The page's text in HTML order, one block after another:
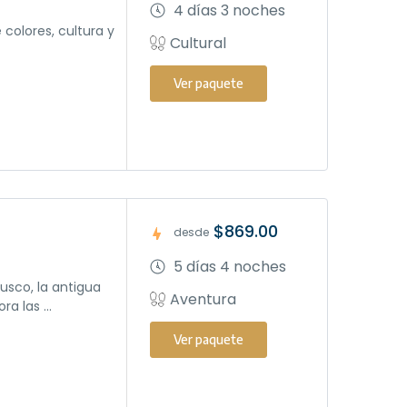
colores, cultura y
4 días 3 noches
Cultural
Ver paquete
la antigua
las ...
desde $869.00
5 días 4 noches
Aventura
Ver paquete